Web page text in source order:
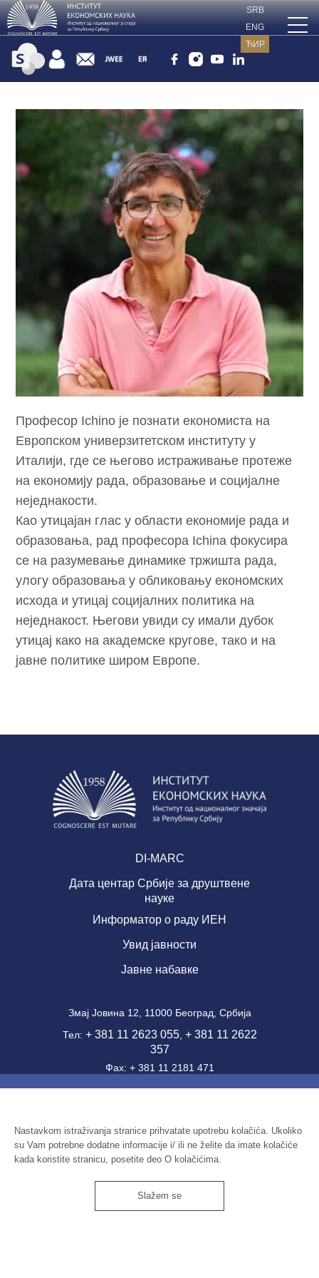
Nastavkom istraživanja stranice prihvatate upotrebu kolačića. Ukoliko
su Vam potrebne dodatne informacije i/ ili ne želite da imate kolačiće
kada koristite stranicu, posetite deo O kolačićima.
Slažem se
SRB
ENG
ЋИР
Andrea Ichino
Професор Ichino је познати економиста на
Европском универзитетском институту у
Италији, где се његово истраживање протеже
на економију рада, образовање и социјалне
неједнакости.
Као утицајан глас у области економије рада и
образовања, рад професора Ichina фокусира
се на разумевање динамике тржишта рада,
улогу образовања у обликовању економских
исхода и утицај социјалних политика на
неједнакост. Његови увиди су имали дубок
утицај како на академске кругове, тако и на
јавне политике широм Европе.
DI-MARC
Дата центар Србије за друштвене
науке
Информатор о раду ИЕН
Увид јавности
Јавне набавке
Змај Јовина 12, 11000 Београд, Србија
Тел: + 381 11 2623 055, + 381 11 2622
357
Фаx: + 381 11 2181 471
email:office@ien.bg.ac.rs
ПИБ: 100039204
Матични број: 07041144